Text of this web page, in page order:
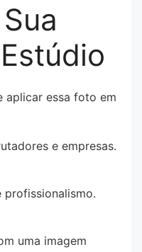
aplicar essa foto em
e empresas.
uma imagem